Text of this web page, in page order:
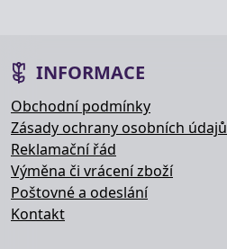
INFORMACE
Obchodní podmínky
Zásady ochrany osobních údajů
Reklamační řád
Výměna či vrácení zboží
Poštovné a odeslání
Kontakt